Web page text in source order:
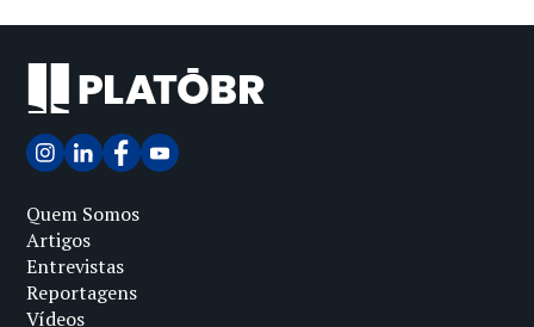
Quem Somos
Artigos
Entrevistas
Reportagens
Vídeos